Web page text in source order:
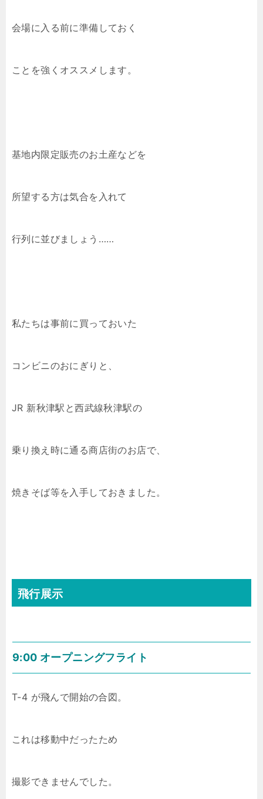
会場に入る前に準備しておく
ことを強くオススメします。
基地内限定販売のお土産などを
所望する方は気合を入れて
行列に並びましょう……
私たちは事前に買っておいた
コンビニのおにぎりと、
JR 新秋津駅と西武線秋津駅の
乗り換え時に通る商店街のお店で、
焼きそば等を入手しておきました。
飛行展示
9:00 オープニングフライト
T-4 が飛んで開始の合図。
これは移動中だったため
撮影できませんでした。